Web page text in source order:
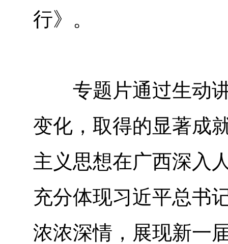
行》。
专题片通过生动讲
变化，取得的显著成
主义思想在广西深入
充分体现习近平总书
浓浓深情，展现新一